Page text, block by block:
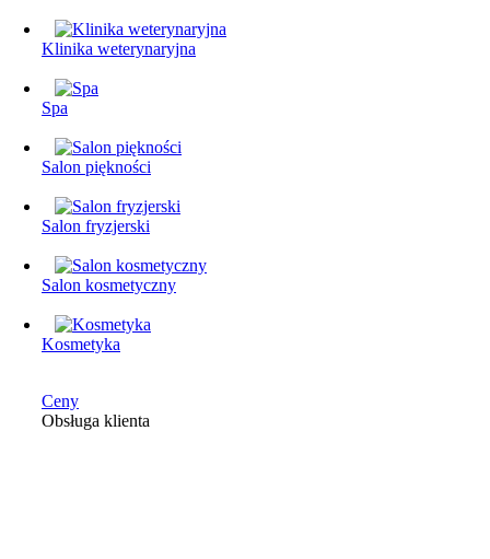
Klinika weterynaryjna
Spa
Salon piękności
Salon fryzjerski
Salon kosmetyczny
Kosmetyka
Ceny
Obsługa klienta